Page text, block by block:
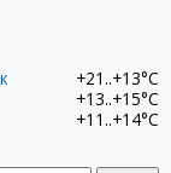
+21..+13°C
+13..+15°C
+11..+14°C